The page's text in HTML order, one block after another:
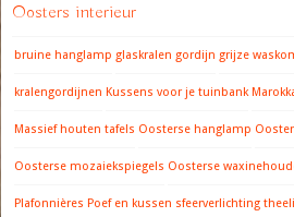
Oosters interieur
bruine hanglamp glaskralen gordijn grijze
kralengordijnen Kussens voor je tuinbank
Massief houten tafels Oosterse hanglamp
Oosterse mozaiekspiegels Oosterse
Plafonnières Poef en kussen sfeerverlichting